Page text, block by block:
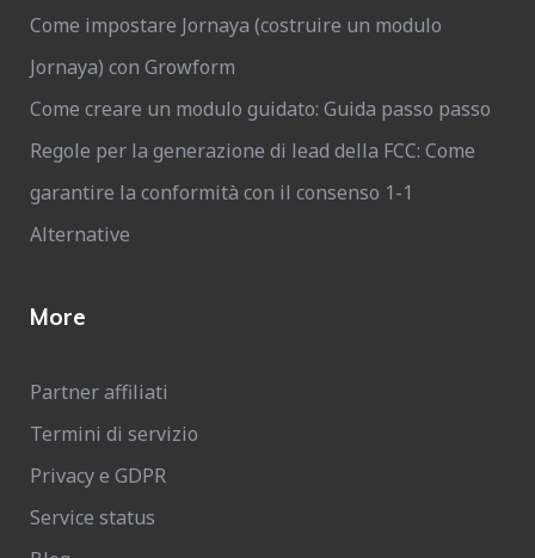
Come impostare Jornaya (costruire un modulo
Jornaya) con Growform
Come creare un modulo guidato: Guida passo passo
Regole per la generazione di lead della FCC: Come
garantire la conformità con il consenso 1-1
Alternative
More
Partner affiliati
Termini di servizio
Privacy e GDPR
Service status